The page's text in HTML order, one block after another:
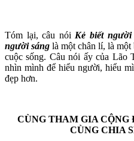
Tóm lại, câu nói Kẻ biết
người sáng là một chân lí, là một
cuộc sống. Câu nói ấy của Lão
nhìn mình để hiểu người, hiểu
đẹp hơn.
CÙNG THAM GIA CỘNG
CÙNG CHIA